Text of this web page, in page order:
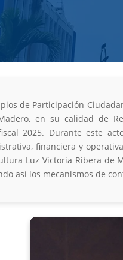
de Participación
en su calidad de
2025. Durante este
financiera y
Luz Victoria Ribera de
así los mecanismos de